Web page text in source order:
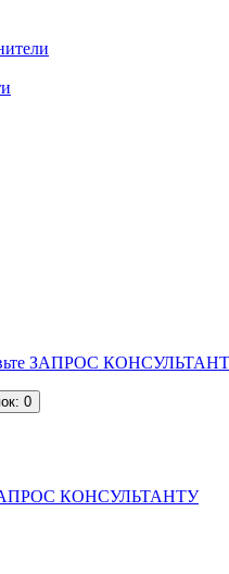
ЗАПРОС
: 0
ЗАПРОС КОНСУЛЬТАНТУ